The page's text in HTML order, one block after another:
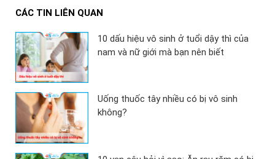
CÁC TIN LIÊN QUAN
10 dấu hiệu vô sinh ở tuổi dậy thì của
nam và nữ giới mà bạn nên biết
Uống thuốc tây nhiều có bị vô sinh
không?